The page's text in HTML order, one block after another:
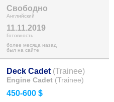
Свободно
Английский
11.11.2019
Готовность
более месяца назад
был на сайте
Deck Cadet (Trainee)
Engine Cadet (Trainee)
450-600 $